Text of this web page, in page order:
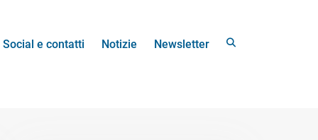
Social e contatti Notizie Newsletter